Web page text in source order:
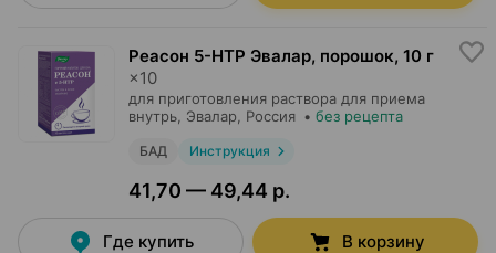
Реасон 5-HTP Эвалар, порошок, 10 г
×10
для приготовления раствора для приема
внутрь, Эвалар , Россия • без рецепта
БАД Инструкция
41,70 — 49,44 р.
Где купить В корзину